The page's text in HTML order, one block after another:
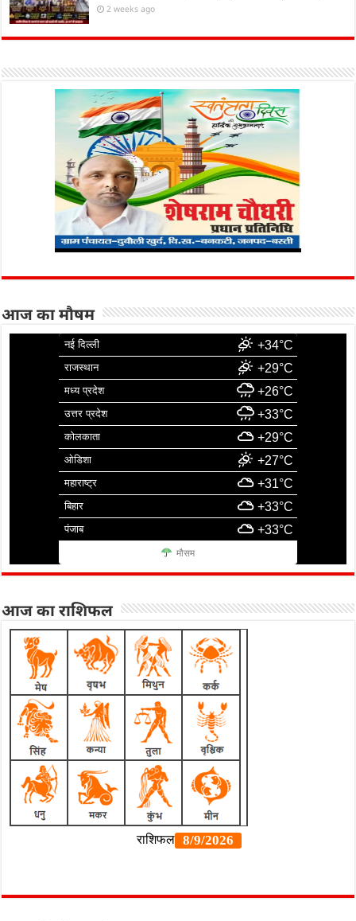
2 weeks ago
आज का मौषम
नई दिल्ली +34°C
राजस्थान +29°C
मध्य प्रदेश +26°C
उत्तर प्रदेश +33°C
कोलकाता +29°C
ओडिशा +27°C
महाराष्ट्र +31°C
बिहार +33°C
पंजाब +33°C
मौसम
आज का राशिफल